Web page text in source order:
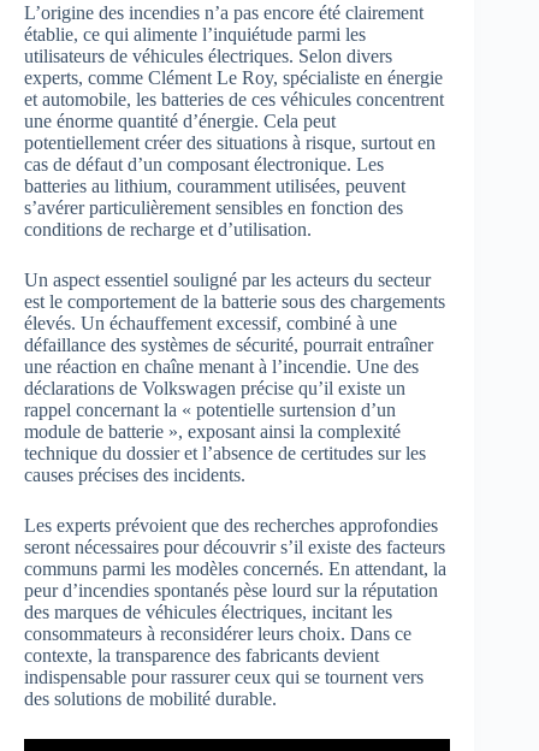
L’origine des incendies n’a pas encore été clairement
établie, ce qui alimente l’inquiétude parmi les
utilisateurs de véhicules électriques. Selon divers
experts, comme Clément Le Roy, spécialiste en énergie
et automobile, les batteries de ces véhicules concentrent
une énorme quantité d’énergie. Cela peut
potentiellement créer des situations à risque, surtout en
cas de défaut d’un composant électronique. Les
batteries au lithium, couramment utilisées, peuvent
s’avérer particulièrement sensibles en fonction des
conditions de recharge et d’utilisation.
Un aspect essentiel souligné par les acteurs du secteur
est le comportement de la batterie sous des chargements
élevés. Un échauffement excessif, combiné à une
défaillance des systèmes de sécurité, pourrait entraîner
une réaction en chaîne menant à l’incendie. Une des
déclarations de Volkswagen précise qu’il existe un
rappel concernant la « potentielle surtension d’un
module de batterie », exposant ainsi la complexité
technique du dossier et l’absence de certitudes sur les
causes précises des incidents.
Les experts prévoient que des recherches approfondies
seront nécessaires pour découvrir s’il existe des facteurs
communs parmi les modèles concernés. En attendant, la
peur d’incendies spontanés pèse lourd sur la réputation
des marques de véhicules électriques, incitant les
consommateurs à reconsidérer leurs choix. Dans ce
contexte, la transparence des fabricants devient
indispensable pour rassurer ceux qui se tournent vers
des solutions de mobilité durable.